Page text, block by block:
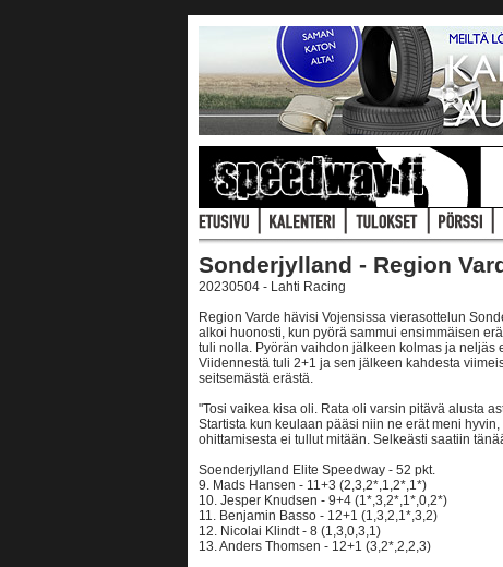
Sonderjylland - Region
20230504 - Lahti Racing
Region Varde hävisi Vojensissa vierasottelun
alkoi huonosti, kun pyörä sammui ensimmäisen
tuli nolla. Pyörän vaihdon jälkeen kolmas ja neljäs
Viidennestä tuli 2+1 ja sen jälkeen kahdesta
seitsemästä erästä.
"Tosi vaikea kisa oli. Rata oli varsin pitävä alusta
Startista kun keulaan pääsi niin ne erät meni
ohittamisesta ei tullut mitään. Selkeästi saatiin
Soenderjylland Elite Speedway - 52 pkt.
9. Mads Hansen - 11+3 (2,3,2*,1,2*,1*)
10. Jesper Knudsen - 9+4 (1*,3,2*,1*,0,2*)
11. Benjamin Basso - 12+1 (1,3,2,1*,3,2)
12. Nicolai Klindt - 8 (1,3,0,3,1)
13. Anders Thomsen - 12+1 (3,2*,2,2,3)